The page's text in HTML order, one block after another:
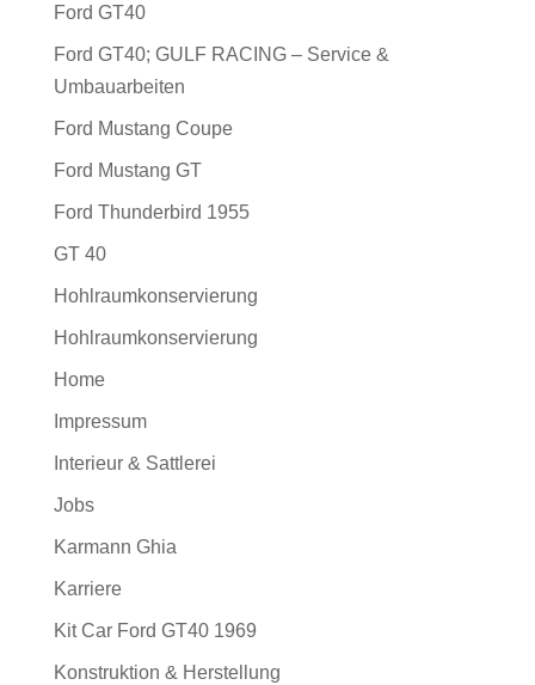
Ford GT40
Ford GT40; GULF RACING – Service &
Umbauarbeiten
Ford Mustang Coupe
Ford Mustang GT
Ford Thunderbird 1955
GT 40
Hohlraumkonservierung
Hohlraumkonservierung
Home
Impressum
Interieur & Sattlerei
Jobs
Karmann Ghia
Karriere
Kit Car Ford GT40 1969
Konstruktion & Herstellung